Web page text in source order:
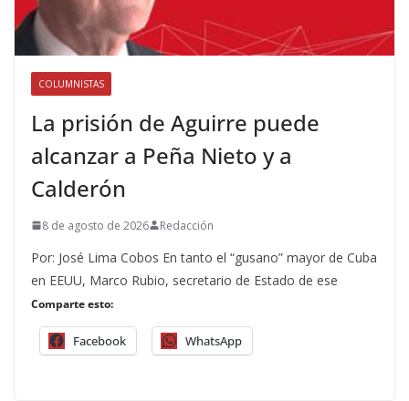
COLUMNISTAS
La prisión de Aguirre puede
alcanzar a Peña Nieto y a
Calderón
8 de agosto de 2026 Redacción
Por: José Lima Cobos En tanto el “gusano” mayor de Cuba
en EEUU, Marco Rubio, secretario de Estado de ese
Comparte esto:
Facebook WhatsApp